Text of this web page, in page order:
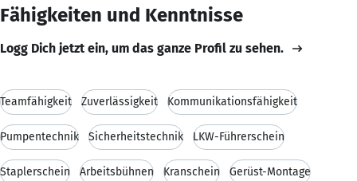
Fähigkeiten und Kenntnisse
Logg Dich jetzt ein, um das ganze Profil zu sehen.
Teamfähigkeit Zuverlässigkeit Kommunikationsfähigkeit
Pumpentechnik Sicherheitstechnik LKW-Führerschein
Staplerschein Arbeitsbühnen Kranschein Gerüst-Montage